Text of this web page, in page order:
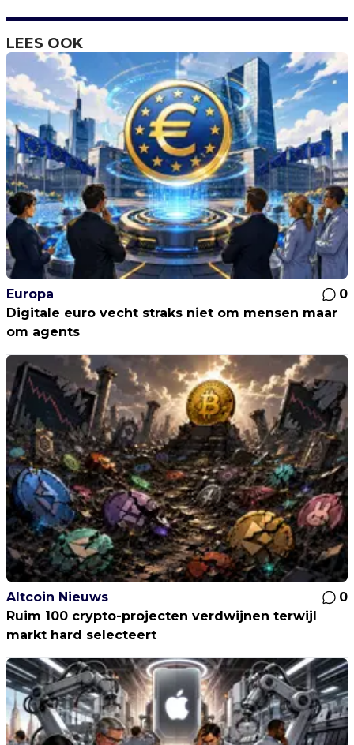
LEES OOK
Europa
0
Digitale euro vecht straks niet om mensen maar
om agents
Altcoin Nieuws
0
Ruim 100 crypto-projecten verdwijnen terwijl
markt hard selecteert